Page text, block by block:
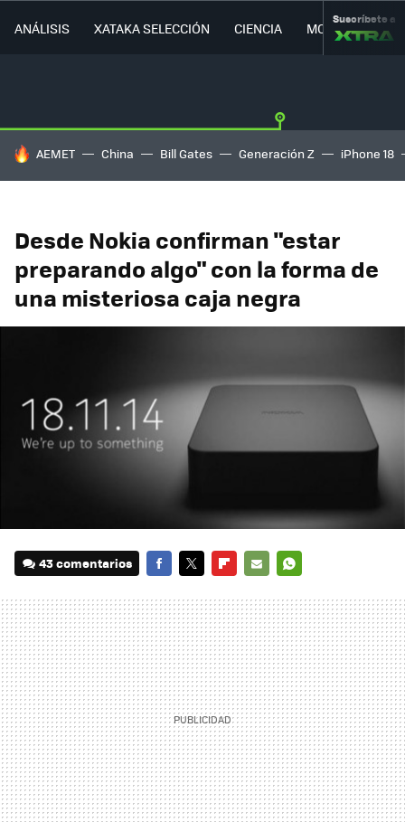
ANÁLISIS XATAKA SELECCIÓN CIENCIA MOVILIDAD
Suscríbete a
HOY SE HABLA DE
AEMET China Bill Gates Generación Z iPhone 18
Desde Nokia confirman "estar
preparando algo" con la forma de
una misteriosa caja negra
43 comentarios
MAIL